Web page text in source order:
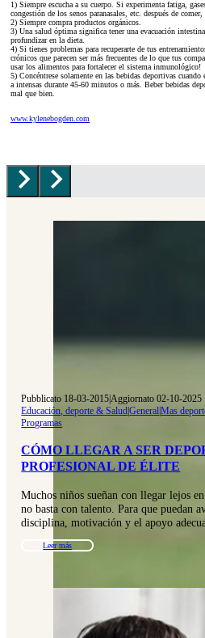
1) Siempre escucha a su cuerpo. Si experimenta fatiga,
congestión de los senos paranasales, etc. después de
2) Siempre compra productos orgánicos.
3) Una salud óptima significa tener una evacuación
profundizar en la dieta.
4) Si tienes problemas para recuperarte de tus
crónicos que parecen ser más frecuentes de lo que tus
usar los alimentos para fortalecer el sistema inmunológico!
5) Concéntrese solamente en las bebidas deportivas
a intensas durante 45-60 minutos o más. Beber bebidas
mal que bien.
www.kylenebogden.com
Pubblicato 18-03-2015|Aggiornato 02-10-2025
Educación, deporte & Salud|General|Mas
Programas
CÓMO LLEGAR A SER
PROFESIONAL DE ÉLITE
Muchos niños sueñan con llegar lejos
no basta con talento. Para que puedan
disciplina, motivación y el apoyo
Leer más